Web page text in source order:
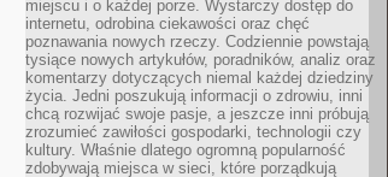
miejscu i o każdej porze. Wystarczy dostęp do
internetu, odrobina ciekawości oraz chęć
poznawania nowych rzeczy. Codziennie powstają
tysiące nowych artykułów, poradników, analiz oraz
komentarzy dotyczących niemal każdej dziedziny
życia. Jedni poszukują informacji o zdrowiu, inni
chcą rozwijać swoje pasje, a jeszcze inni próbują
zrozumieć zawiłości gospodarki, technologii czy
kultury. Właśnie dlatego ogromną popularność
zdobywają miejsca w sieci, które porządkują